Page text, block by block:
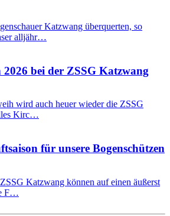
Katzwang überquerten, so
alljähr…
bei der ZSSG Katzwang
wird auch heuer wieder die ZSSG
Kirc…
für unsere Bogenschützen
Katzwang können auf einen äußerst
F…